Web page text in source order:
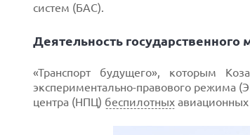
систем (БАС).
Деятельность государственного
«Транспорт будущего», которым
экспериментально-правового режима
центра (НПЦ) беспилотных авиационных